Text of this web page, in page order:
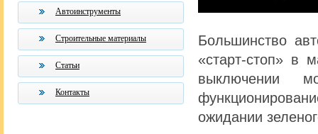
Автоинструменты
Строительные материалы
Статьи
Контакты
Большинство
«старт-стоп» в
выключении
ожидании